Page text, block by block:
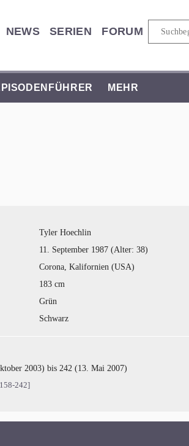
NEWS SERIEN FORUM
MEHR
Tyler Hoechlin
11. September 1987 (Alter: 38)
Corona, Kalifornien (USA)
183 cm
Grün
Schwarz
2003) bis 242 (13. Mai 2007)
242]